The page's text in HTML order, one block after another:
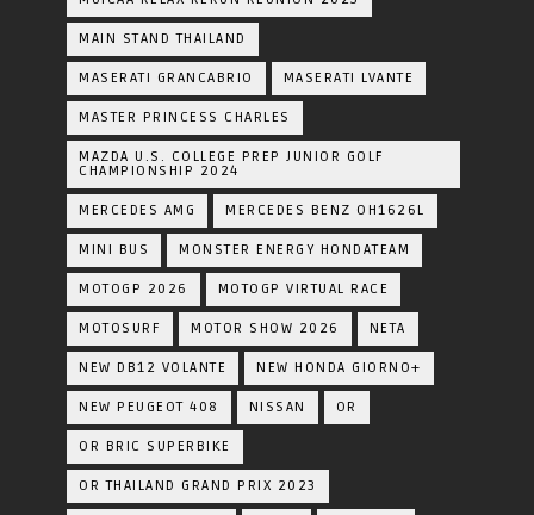
MAIN STAND THAILAND
MASERATI GRANCABRIO MASERATI LVANTE
MASTER PRINCESS CHARLES
MAZDA U.S. COLLEGE PREP JUNIOR GOLF
CHAMPIONSHIP 2024
MERCEDES AMG MERCEDES BENZ OH1626L
MINI BUS MONSTER ENERGY HONDATEAM
MOTOGP 2026 MOTOGP VIRTUAL RACE
MOTOSURF MOTOR SHOW 2026 NETA
NEW DB12 VOLANTE NEW HONDA GIORNO+
NEW PEUGEOT 408 NISSAN OR
OR BRIC SUPERBIKE
OR THAILAND GRAND PRIX 2023